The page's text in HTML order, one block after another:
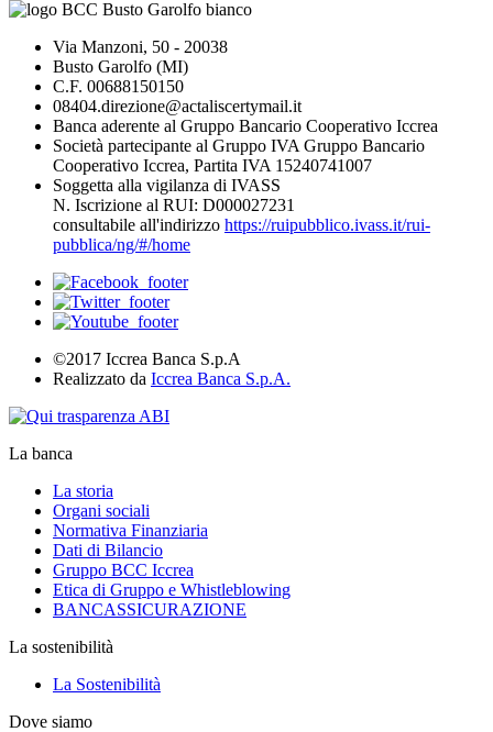
Via Manzoni, 50 - 20038
Busto Garolfo (MI)
C.F. 00688150150
08404.direzione@actaliscertymail.it
Banca aderente al Gruppo Bancario Cooperativo Iccrea
Società partecipante al Gruppo IVA Gruppo Bancario
Cooperativo Iccrea, Partita IVA 15240741007
Soggetta alla vigilanza di IVASS
N. Iscrizione al RUI: D000027231
consultabile all'indirizzo https://ruipubblico.ivass.it/rui-
pubblica/ng/#/home
©2017 Iccrea Banca S.p.A
Realizzato da Iccrea Banca S.p.A.
La banca
La storia
Organi sociali
Normativa Finanziaria
Dati di Bilancio
Gruppo BCC Iccrea
Etica di Gruppo e Whistleblowing
BANCASSICURAZIONE
La sostenibilità
La Sostenibilità
Dove siamo